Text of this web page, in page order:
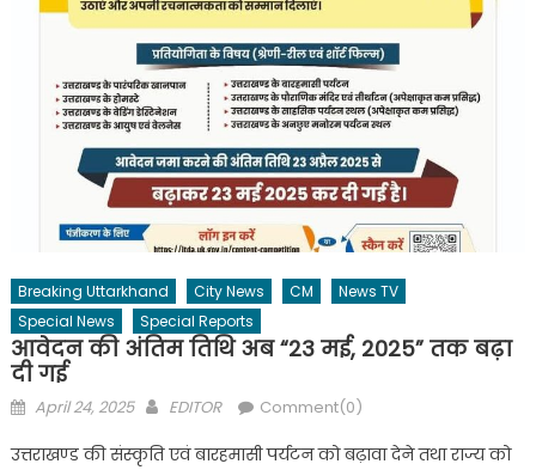
Breaking Uttarkhand City News CM
News TV
Special News
Special Reports
आवेदन की अंतिम तिथि अब “23 मई, 2025” तक बढ़ा
दी गई
Posted
April 24, 2025 Author
EDITOR Comment(0)
उत्तराखण्ड की संस्कृति एवं बारहमासी पर्यटन को बढ़ावा देने तथा राज्य को